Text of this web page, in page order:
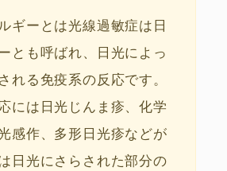
ギーとは光線過敏症は日
とも呼ばれ、日光によっ
れる免疫系の反応です。
には日光じんま疹、化学
感作、多形日光疹などが
日光にさらされた部分の